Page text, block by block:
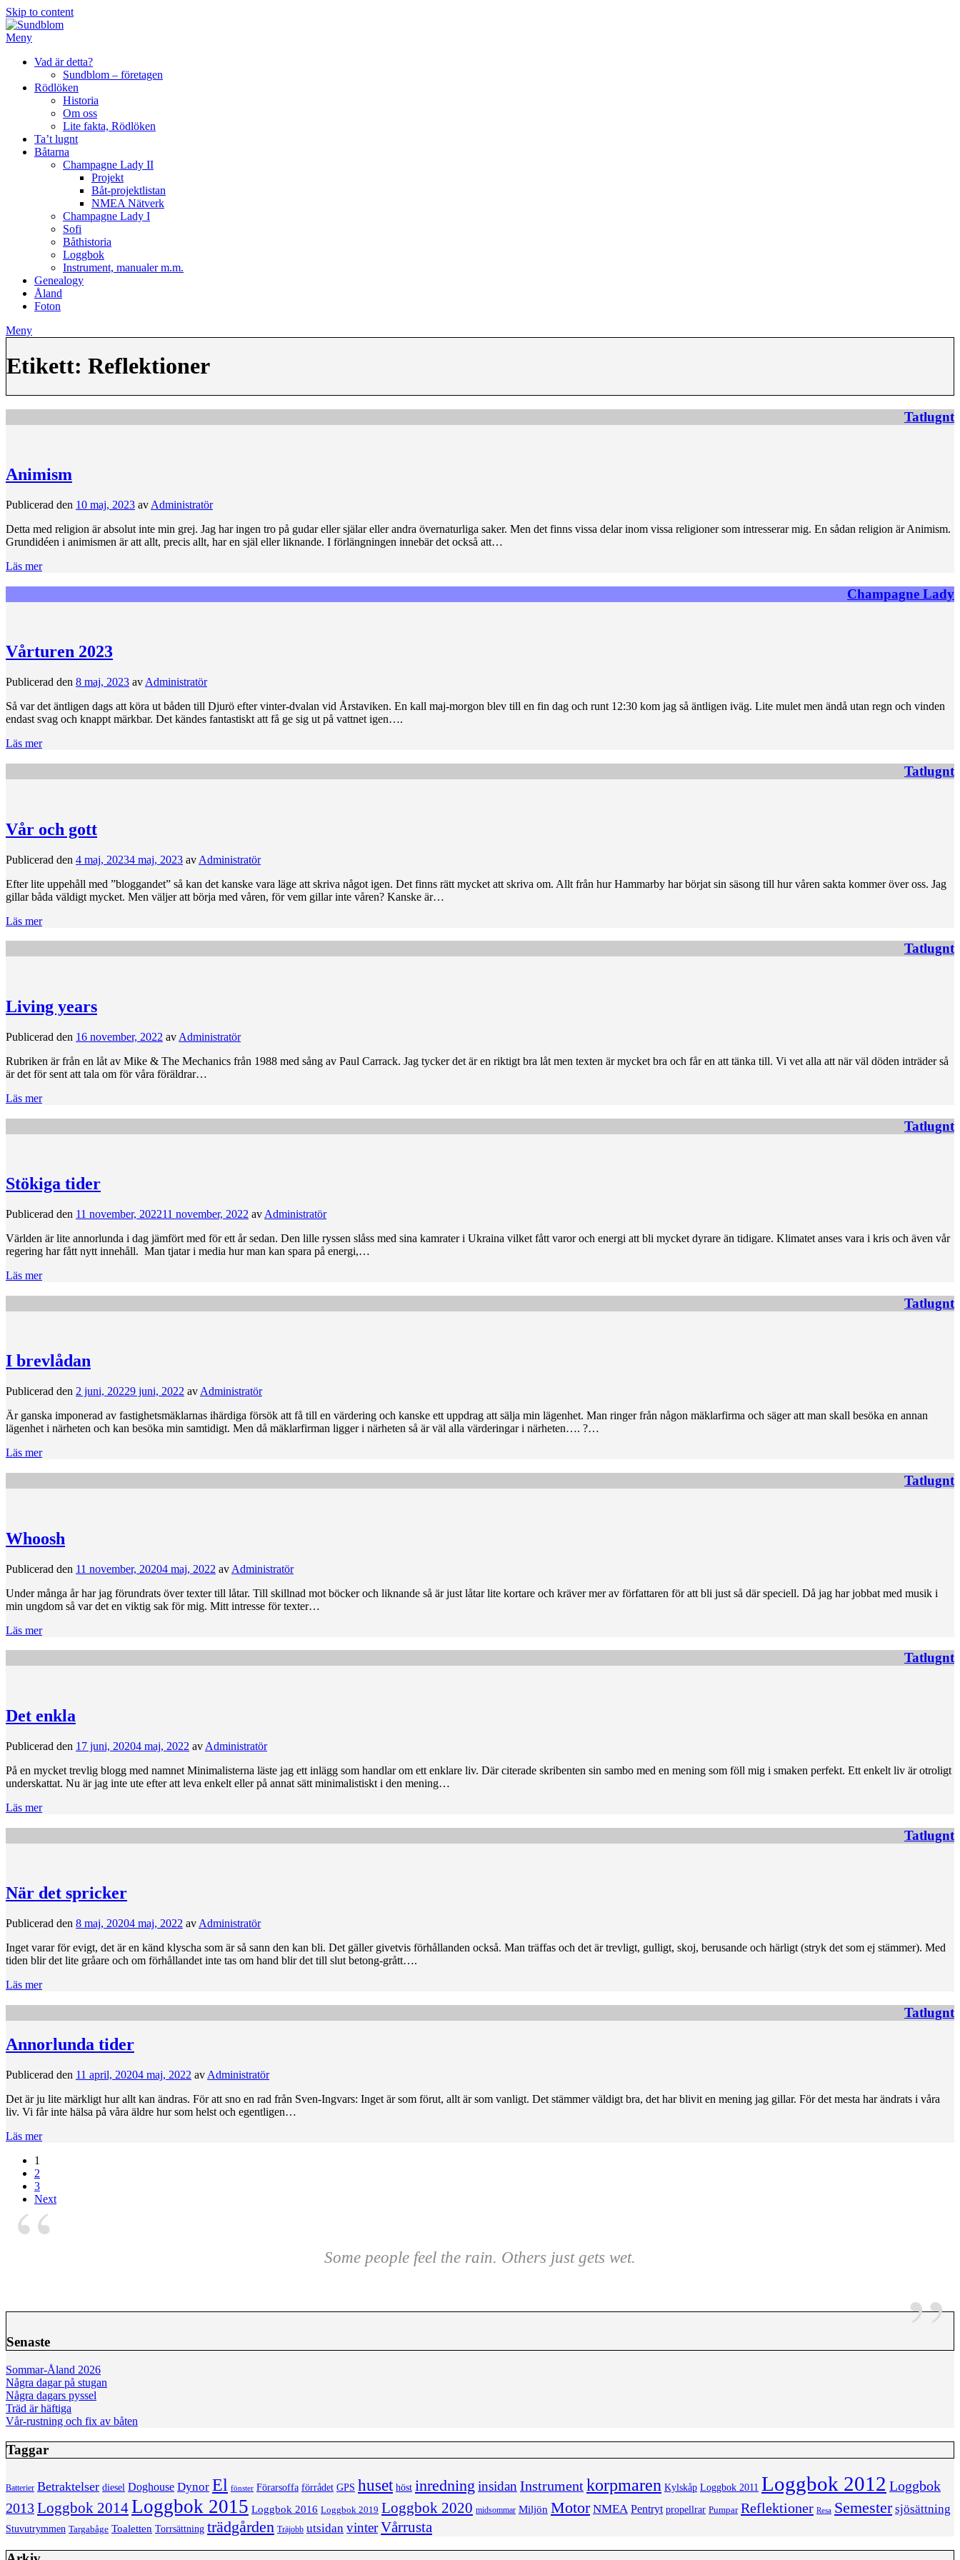
Skip to content
Meny
Vad är detta?
Sundblom – företagen
Rödlöken
Historia
Om oss
Lite fakta, Rödlöken
Ta’t lugnt
Båtarna
Champagne Lady II
Projekt
Båt-projektlistan
NMEA Nätverk
Champagne Lady I
Sofi
Båthistoria
Loggbok
Instrument, manualer m.m.
Genealogy
Åland
Foton
Meny
Etikett: Reflektioner
Tatlugnt
Animism
Publicerad den 10 maj, 2023 av Administratör
Detta med religion är absolut inte min grej. Jag har ingen tro på gudar eller själar eller andra övernaturliga saker. Men det finns vissa delar inom vissa religioner som intresserar mig. En sådan religion är Animism.
Grundidéen i animismen är att allt, precis allt, har en själ eller liknande. I förlängningen innebär det också att…
Läs mer
Champagne Lady
Vårturen 2023
Publicerad den 8 maj, 2023 av Administratör
Så var det äntligen dags att köra ut båden till Djurö efter vinter-dvalan vid Årstaviken. En kall maj-morgon blev till en fin dag och runt 12:30 kom jag så äntligen iväg. Lite mulet men ändå utan regn och vinden
endast svag och knappt märkbar. Det kändes fantastiskt att få ge sig ut på vattnet igen….
Läs mer
Tatlugnt
Vår och gott
Publicerad den 4 maj, 20234 maj, 2023 av Administratör
Efter lite uppehåll med ”bloggandet” så kan det kanske vara läge att skriva något igen. Det finns rätt mycket att skriva om. Allt från hur Hammarby har börjat sin säsong till hur våren sakta kommer över oss. Jag
gillar båda väldigt mycket. Men väljer att börja med våren, för vem gillar inte våren? Kanske är…
Läs mer
Tatlugnt
Living years
Publicerad den 16 november, 2022 av Administratör
Rubriken är från en låt av Mike & The Mechanics från 1988 med sång av Paul Carrack. Jag tycker det är en riktigt bra låt men texten är mycket bra och får en att tänka till. Vi vet alla att när väl döden inträder så
är det för sent att tala om för våra föräldrar…
Läs mer
Tatlugnt
Stökiga tider
Publicerad den 11 november, 202211 november, 2022 av Administratör
Världen är lite annorlunda i dag jämfört med för ett år sedan. Den lille ryssen slåss med sina kamrater i Ukraina vilket fått varor och energi att bli mycket dyrare än tidigare. Klimatet anses vara i kris och även vår
regering har fått nytt innehåll. Man tjatar i media hur man kan spara på energi,…
Läs mer
Tatlugnt
I brevlådan
Publicerad den 2 juni, 20229 juni, 2022 av Administratör
Är ganska imponerad av fastighetsmäklarnas ihärdiga försök att få till en värdering och kanske ett uppdrag att sälja min lägenhet. Man ringer från någon mäklarfirma och säger att man skall besöka en annan
lägenhet i närheten och kan besöka min samtidigt. Men då mäklarfirman ligger i närheten så är väl alla värderingar i närheten…. ?…
Läs mer
Tatlugnt
Whoosh
Publicerad den 11 november, 20204 maj, 2022 av Administratör
Under många år har jag förundrats över texter till låtar. Till skillnad mot böcker och liknande så är just låtar lite kortare och kräver mer av författaren för att bli just så där speciell. Då jag har jobbat med musik i
min ungdom så var det en viktig sak för mig. Mitt intresse för texter…
Läs mer
Tatlugnt
Det enkla
Publicerad den 17 juni, 20204 maj, 2022 av Administratör
På en mycket trevlig blogg med namnet Minimalisterna läste jag ett inlägg som handlar om ett enklare liv. Där citerade skribenten sin sambo med en mening som föll mig i smaken perfekt. Ett enkelt liv är otroligt
underskattat. Nu är jag inte ute efter att leva enkelt eller på annat sätt minimalistiskt i den mening…
Läs mer
Tatlugnt
När det spricker
Publicerad den 8 maj, 20204 maj, 2022 av Administratör
Inget varar för evigt, det är en känd klyscha som är så sann den kan bli. Det gäller givetvis förhållanden också. Man träffas och det är trevligt, gulligt, skoj, berusande och härligt (stryk det som ej stämmer). Med
tiden blir det lite gråare och om förhållandet inte tas om hand blir det till slut betong-grått….
Läs mer
Tatlugnt
Annorlunda tider
Publicerad den 11 april, 20204 maj, 2022 av Administratör
Det är ju lite märkligt hur allt kan ändras. För att sno en rad från Sven-Ingvars: Inget är som förut, allt är som vanligt. Det stämmer väldigt bra, det har blivit en mening jag gillar. För det mesta har ändrats i våra
liv. Vi får inte hälsa på våra äldre hur som helst och egentligen…
Läs mer
1
2
3
Next
Some people feel the rain. Others just gets wet.
Senaste
Sommar-Åland 2026
Några dagar på stugan
Några dagars pyssel
Träd är häftiga
Vår-rustning och fix av båten
Taggar
Batterier Betraktelser diesel Doghouse Dynor El fönster Förarsoffa förrådet GPS huset höst inredning insidan Instrumentkorpmaren Kylskåp Loggbok 2011 Loggbok 2012 Loggbok
2013Loggbok 2014Loggbok 2015 Loggbok 2016 Loggbok 2019 Loggbok 2020 midsommar Miljön Motor NMEA Pentryt propellrar Pumpar Reflektioner Resa Semester sjösättning
Stuvutrymmen Targabåge Toaletten Torrsättning trädgården Träjobb utsidan vinterVårrusta